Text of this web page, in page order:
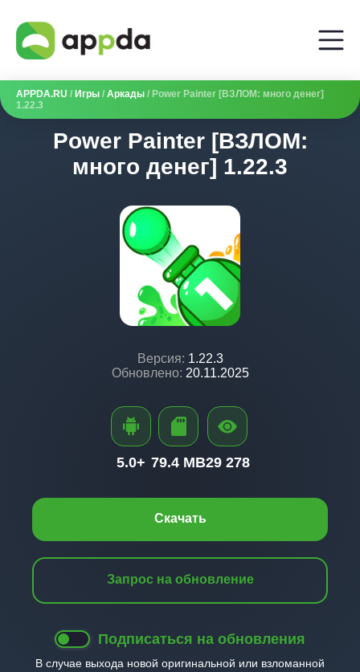
APPDA.RU / Игры / Аркады / Power Painter [ВЗЛОМ: много денег]
1.22.3
Power Painter [ВЗЛОМ:
много денег] 1.22.3
Версия: 1.22.3
Обновлено: 20.11.2025
Скачать
Запрос на обновление
Подписаться на обновления
В случае выхода новой оригинальной или взломанной
5.0+ 79.4 MB29 278